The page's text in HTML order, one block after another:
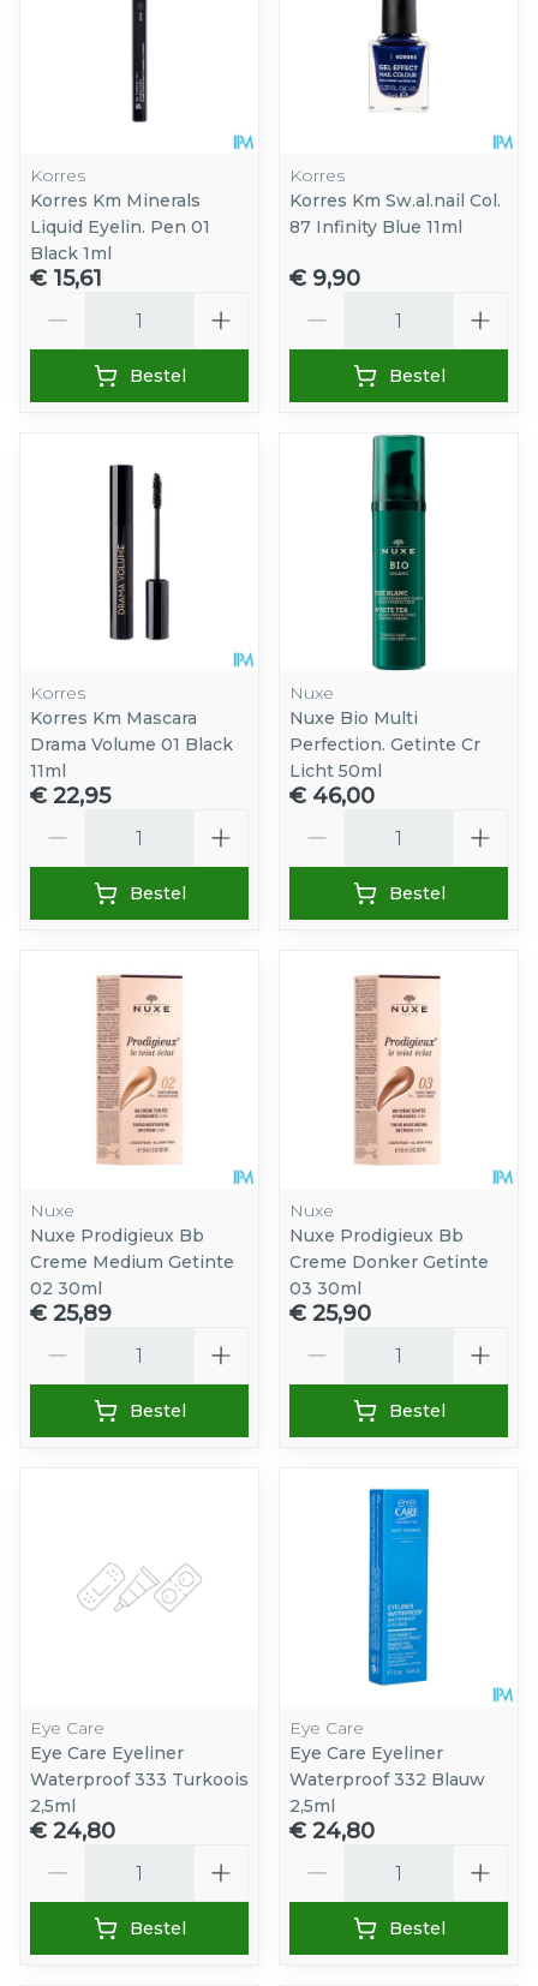
Korres
Korres Km Minerals
Liquid Eyelin. Pen 01
Black 1ml
€ 15,61
Bestel
Korres
Korres Km Sw.al.nail Col.
87 Infinity Blue 11ml
€ 9,90
Bestel
Korres
Korres Km Mascara
Drama Volume 01 Black
11ml
€ 22,95
Bestel
Nuxe
Nuxe Bio Multi
Perfection. Getinte Cr
Licht 50ml
€ 46,00
Bestel
Nuxe
Nuxe Prodigieux Bb
Creme Medium Getinte
02 30ml
€ 25,89
Bestel
Nuxe
Nuxe Prodigieux Bb
Creme Donker Getinte
03 30ml
€ 25,90
Bestel
Eye Care
Eye Care Eyeliner
Waterproof 333 Turkoois
2,5ml
€ 24,80
Bestel
Eye Care
Eye Care Eyeliner
Waterproof 332 Blauw
2,5ml
€ 24,80
Bestel